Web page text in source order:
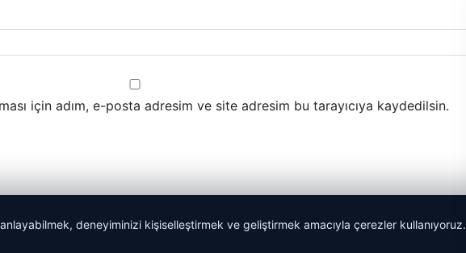
için adım, e-posta adresim ve site adresim bu tarayıcıya kaydedilsin.
anlayabilmek, deneyiminizi kişiselleştirmek ve geliştirmek amacıyla çerezler kullanıyoruz.